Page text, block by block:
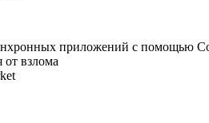
приложений с помощью
взлома